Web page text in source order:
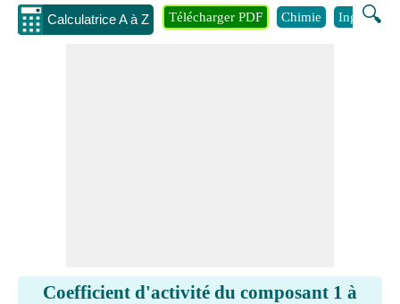
Calculatrice A à Z 🔍
Télécharger PDF Chimie Ingénierie
Coefficient d'activité du composant 1 à